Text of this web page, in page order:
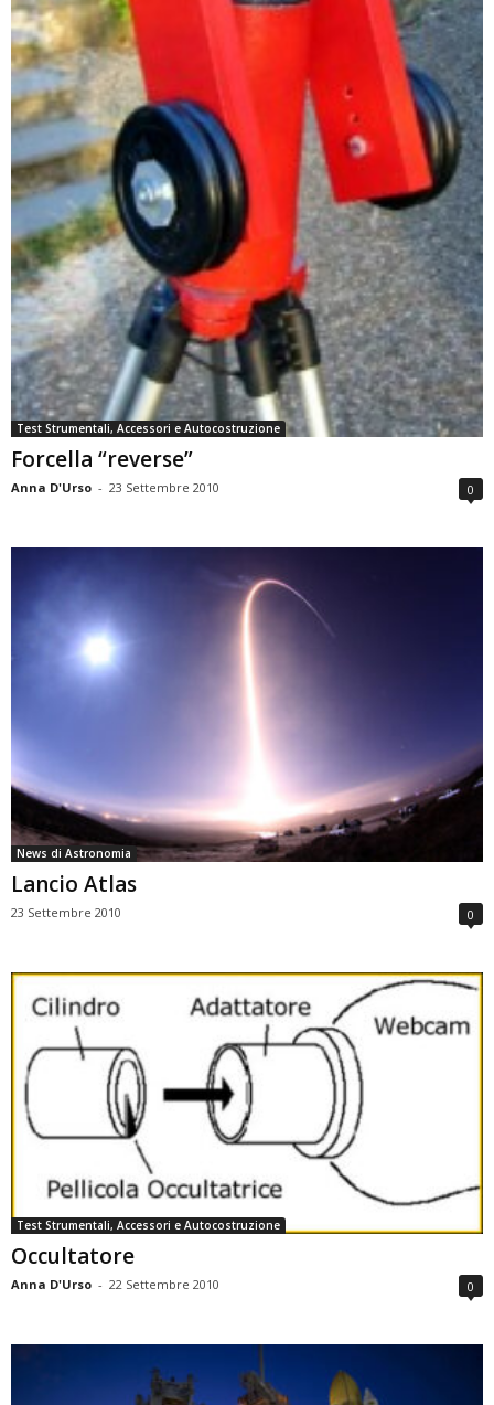
Test Strumentali, Accessori e Autocostruzione
Forcella “reverse”
Anna D'Urso - 23 Settembre 2010 0
News di Astronomia
Lancio Atlas
23 Settembre 2010 0
Test Strumentali, Accessori e Autocostruzione
Occultatore
Anna D'Urso - 22 Settembre 2010 0